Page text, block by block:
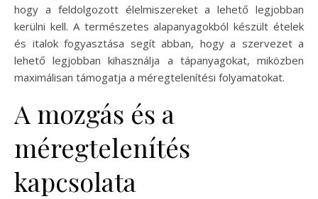
hogy a feldolgozott élelmiszereket a lehető legjobban
kerülni kell. A természetes alapanyagokból készült ételek
és italok fogyasztása segít abban, hogy a szervezet a
lehető legjobban kihasználja a tápanyagokat, miközben
maximálisan támogatja a méregtelenítési folyamatokat.
A mozgás és a
méregtelenítés
kapcsolata